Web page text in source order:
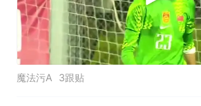
魔法污A 3跟贴